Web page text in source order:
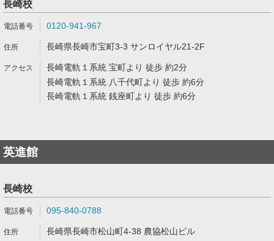
長崎校
0120-941-967
長崎県長崎市宝町3-3 サンロイヤル21-2F
長崎電軌１系統 宝町より 徒歩 約2分
長崎電軌１系統 八千代町より 徒歩 約6分
長崎電軌１系統 銭座町より 徒歩 約6分
英進館
長崎校
095-840-0788
長崎県長崎市松山町4-38 農協松山ビル